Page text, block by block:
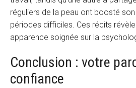
réguliers de la peau ont boosté
périodes difficiles. Ces récits
apparence soignée sur la
Conclusion : votre
confiance